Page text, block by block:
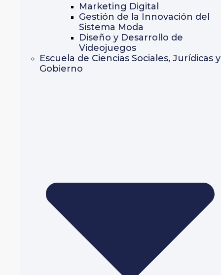
Marketing Digital
Gestión de la Innovación del
Sistema Moda
Diseño y Desarrollo de
Videojuegos
Escuela de Ciencias Sociales, Jurídicas y
Gobierno